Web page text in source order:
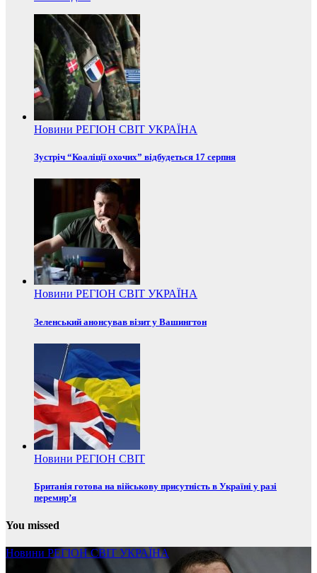
Новини РЕГІОН СВІТ УКРАЇНА
Зустріч “Коаліції охочих” відбудеться 17 серпня
Новини РЕГІОН СВІТ УКРАЇНА
Зеленський анонсував візит у Вашингтон
Новини РЕГІОН СВІТ
Британія готова на військову присутність в Україні у разі
перемир’я
You missed
Новини РЕГІОНСВІТ УКРАЇНА